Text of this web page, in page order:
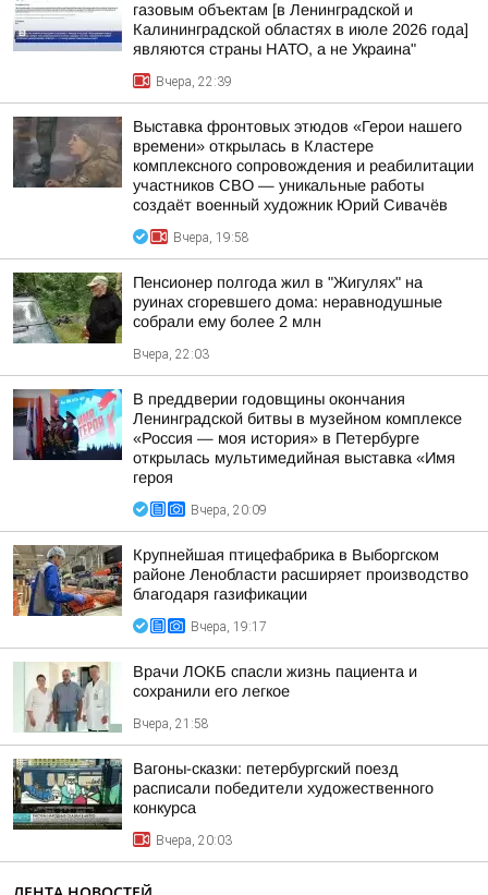
газовым объектам [в Ленинградской и
Калининградской областях в июле 2026 года]
являются страны НАТО, а не Украина"
Вчера, 22:39
Выставка фронтовых этюдов «Герои нашего
времени» открылась в Кластере
комплексного сопровождения и реабилитации
участников СВО — уникальные работы
создаёт военный художник Юрий Сивачёв
Вчера, 19:58
Пенсионер полгода жил в "Жигулях" на
руинах сгоревшего дома: неравнодушные
собрали ему более 2 млн
Вчера, 22:03
В преддверии годовщины окончания
Ленинградской битвы в музейном комплексе
«Россия — моя история» в Петербурге
открылась мультимедийная выставка «Имя
героя
Вчера, 20:09
Крупнейшая птицефабрика в Выборгском
районе Ленобласти расширяет производство
благодаря газификации
Вчера, 19:17
Врачи ЛОКБ спасли жизнь пациента и
сохранили его легкое
Вчера, 21:58
Вагоны-сказки: петербургский поезд
расписали победители художественного
конкурса
Вчера, 20:03